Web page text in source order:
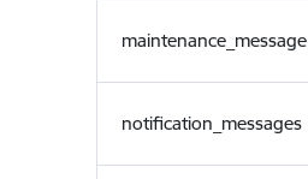
maintenance_message
notification_messages